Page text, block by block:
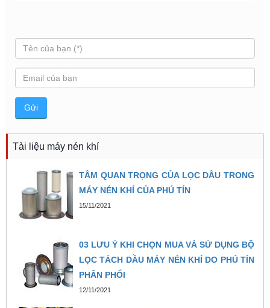
Tài liệu máy nén khí
TẦM QUAN TRỌNG CỦA LỌC DẦU TRONG
MÁY NÉN KHÍ CỦA PHÚ TÍN
15/11/2021
03 LƯU Ý KHI CHỌN MUA VÀ SỬ DỤNG BỘ
LỌC TÁCH DẦU MÁY NÉN KHÍ DO PHÚ TÍN
PHÂN PHỐI
12/11/2021